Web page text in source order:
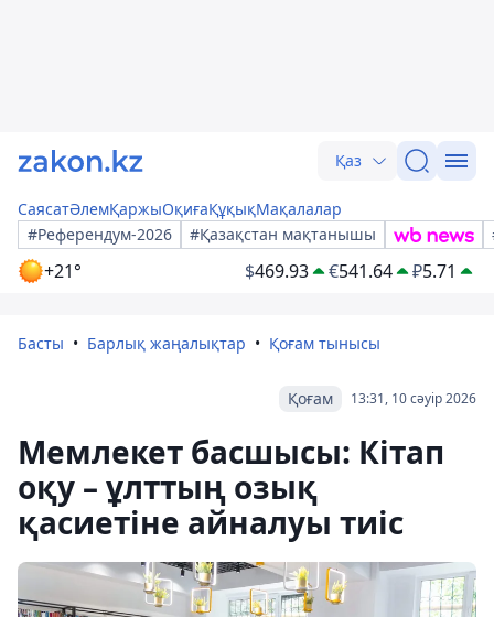
Қаз
СаясатӘлемҚаржыОқиғаҚұқықМақалалар
#Референдум-2026
#Қазақстан мақтанышы
+21° $469.93 €541.64 ₽5.71
Басты Барлық жаңалықтар Қоғам тынысы
13:31, 10 сәуір 2026
Қоғам
Мемлекет басшысы: Кітап
оқу – ұлттың озық
қасиетіне айналуы тиіс